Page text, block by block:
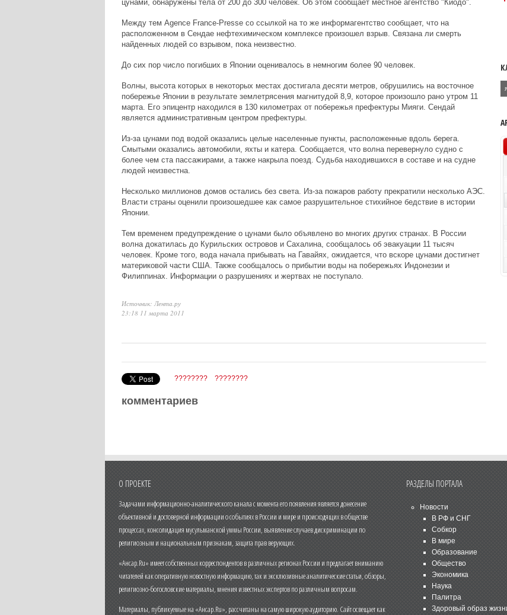
цунами, обнаружены тела от 200 до 300 человек. Об этом сообщает местное агентство "Киодо".
Между тем Agence France-Presse со ссылкой на то же информагентство сообщает, что на
расположенном в Сендае нефтехимическом комплексе произошел взрыв. Связана ли смерть
найденных людей со взрывом, пока неизвестно.
До сих пор число погибших в Японии оценивалось в немногим более 90 человек.
Волны, высота которых в некоторых местах достигала десяти метров, обрушились на восточное
побережье Японии в результате землетрясения магнитудой 8,9, которое произошло рано утром 11
марта. Его эпицентр находился в 130 километрах от побережья префектуры Мияги. Сендай
является административным центром префектуры.
Из-за цунами под водой оказались целые населенные пункты, расположенные вдоль берега.
Смытыми оказались автомобили, яхты и катера. Сообщается, что волна перевернуло судно с
более чем ста пассажирами, а также накрыла поезд. Судьба находившихся в составе и на судне
людей неизвестна.
Несколько миллионов домов остались без света. Из-за пожаров работу прекратили несколько АЭС.
Власти страны оценили произошедшее как самое разрушительное стихийное бедствие в истории
Японии.
Тем временем предупреждение о цунами было объявлено во многих других странах. В России
волна докатилась до Курильских островов и Сахалина, сообщалось об эвакуации 11 тысяч
человек. Кроме того, вода начала прибывать на Гавайях, ожидается, что вскоре цунами достигнет
материковой части США. Также сообщалось о прибытии воды на побережьях Индонезии и
Филиппинах. Информации о разрушениях и жертвах не поступало.
Источник: Лента.ру
23:18 11 марта 2011
???????? ????????
комментариев
О ПРОЕКТЕ
Задачами информационно-аналитического канала с момента его появления является донесение
объективной и достоверной информации о событиях в России и мире и происходящих в обществе
процессах, консолидация мусульманской уммы России, выявление случаев дискриминации по
религиозным и национальным признакам, защита прав верующих.
«Ансар.Ru» имеет собственных корреспондентов в различных регионах России и предлагает вниманию
читателей как оперативную новостную информацию, так и эксклюзивные аналитические статьи, обзоры,
религиозно-богословские материалы, мнения известных экспертов по различным вопросам.
Материалы, публикуемые на «Ансар.Ru», рассчитаны на самую широкую аудиторию. Сайт освещает как
РАЗДЕЛЫ ПОРТАЛА
Новости
В РФ и СНГ
Собкор
В мире
Образование
Общество
Экономика
Наука
Палитра
Здоровый образ